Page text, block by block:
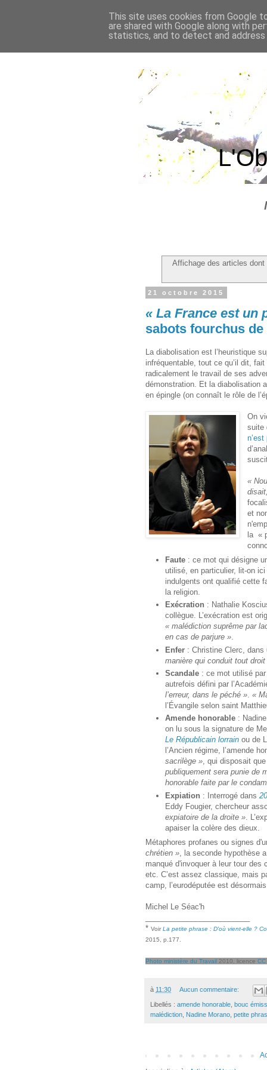
Affichage des articles
21 octobre 2015
« La France est un
sabots fourchus
La diabolisation est l’heuristique
infréquentable, tout ce qu’il dit,
radicalement le travail de ses
démonstration. Et la diabolisation
en épingle (on connaît le rôle de
On
suite
«
et
la «
Faute : ce mot qui désigne
utilisé, en particulier, lit-on
indulgents ont qualifié cette
la religion.
Exécration : Nathalie
collègue. L’exécration est
« malédiction suprême par
en cas de parjure ».
Enfer : Christine Clerc, dans
manière qui conduit tout droit
Scandale : ce mot utilisé par
autrefois défini par
l’erreur, dans le péché ». «
l’Évangile selon saint
Amende honorable :
on lu sous la signature de
Le Républicain lorrain ou de
l’Ancien régime, l’amende
sacrilège », qui disposait que
publiquement sera punie de
honorable faite par le
Expiation : Interrogé dans
Eddy Fougier, chercheur
expiatoire de la droite » .
apaiser la colère des dieux.
Métaphores profanes ou signes
chrétien », la seconde hypothèse
manqué d'invoquer à leur tour des
etc. C’est assez classique, mais
camp, l’eurodéputée est
Michel Le Séac'h
* Voir La petite phrase : D'où vient-elle ?
2015, p.177.
Photo ministère du Travail 2010, licence CC
à 11:30 Aucun commentaire:
Libellés : amende honorable bouc
malédiction Nadine Morano petite
This site uses cookies from Google
are shared with Google along with
statistics, and to detect and address